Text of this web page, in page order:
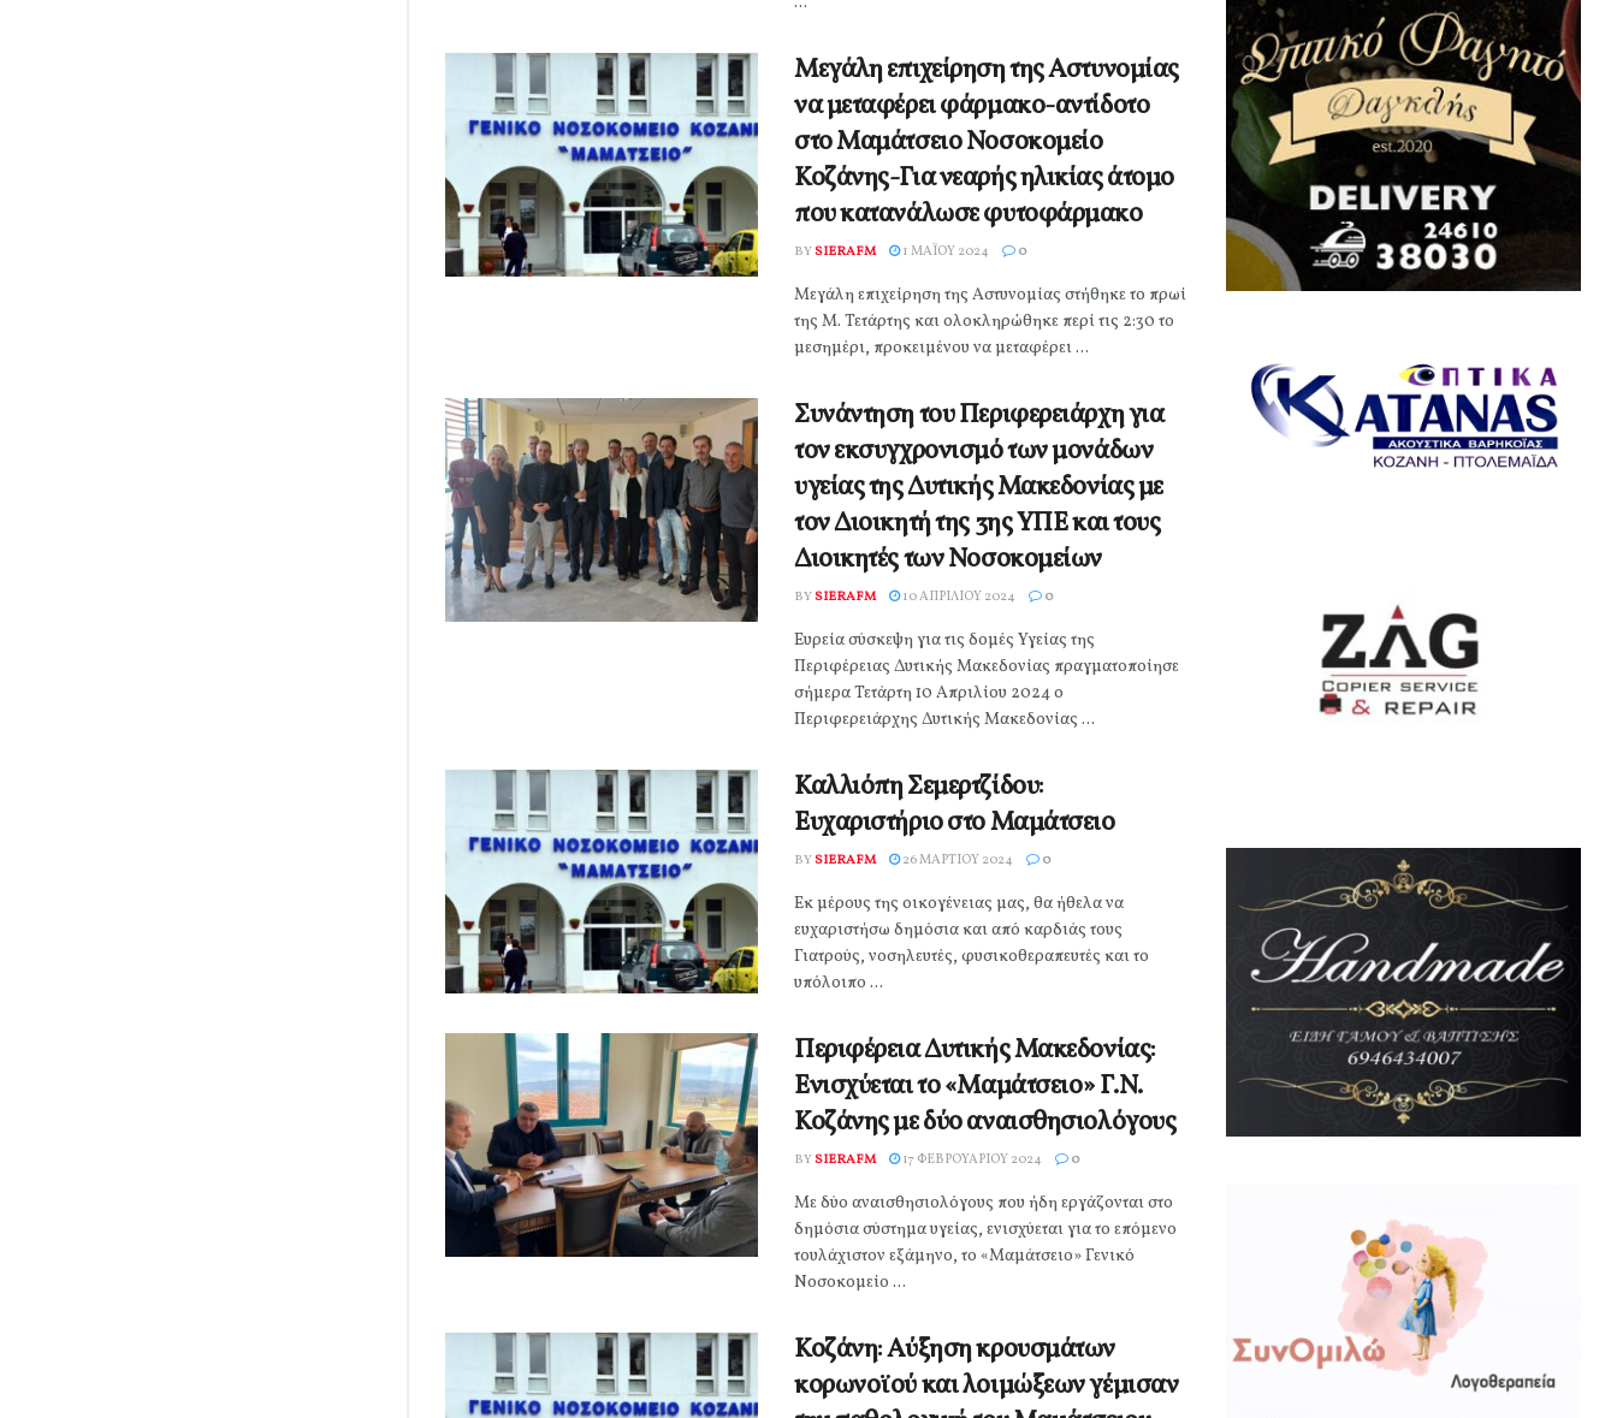
Μεγάλη επιχείρηση της Αστυνομίας
να μεταφέρει φάρμακο-αντίδοτο
στο Μαμάτσειο Νοσοκομείο
Κοζάνης-Για νεαρής ηλικίας άτομο
που κατανάλωσε φυτοφάρμακο
BYSIERAFM 1 ΜΑΪ́ΟΥ 2024 0
Μεγάλη επιχείρηση της Αστυνομίας στήθηκε το πρωί
της Μ. Τετάρτης και ολοκληρώθηκε περί τις 2:30 το
μεσημέρι, προκειμένου να μεταφέρει ...
Συνάντηση του Περιφερειάρχη για
τον εκσυγχρονισμό των μονάδων
υγείας της Δυτικής Μακεδονίας με
τον Διοικητή της 3ης ΥΠΕ και τους
Διοικητές των Νοσοκομείων
BYSIERAFM 10 ΑΠΡΙΛΊΟΥ 2024 0
Ευρεία σύσκεψη για τις δομές Υγείας της
Περιφέρειας Δυτικής Μακεδονίας πραγματοποίησε
σήμερα Τετάρτη 10 Απριλίου 2024 ο
Περιφερειάρχης Δυτικής Μακεδονίας ...
Καλλιόπη Σεμερτζίδου:
Ευχαριστήριο στο Μαμάτσειο
BYSIERAFM 26 ΜΑΡΤΊΟΥ 2024 0
Εκ μέρους της οικογένειας μας, θα ήθελα να
ευχαριστήσω δημόσια και από καρδιάς τους
Γιατρούς, νοσηλευτές, φυσικοθεραπευτές και το
υπόλοιπο ...
Περιφέρεια Δυτικής Μακεδονίας:
Ενισχύεται το «Μαμάτσειο» Γ.Ν.
Κοζάνης με δύο αναισθησιολόγους
BYSIERAFM 17 ΦΕΒΡΟΥΑΡΊΟΥ 2024 0
Με δύο αναισθησιολόγους που ήδη εργάζονται στο
δημόσια σύστημα υγείας, ενισχύεται για το επόμενο
τουλάχιστον εξάμηνο, το «Μαμάτσειο» Γενικό
Νοσοκομείο ...
Κοζάνη: Αύξηση κρουσμάτων
κορωνοϊού και λοιμώξεων γέμισαν